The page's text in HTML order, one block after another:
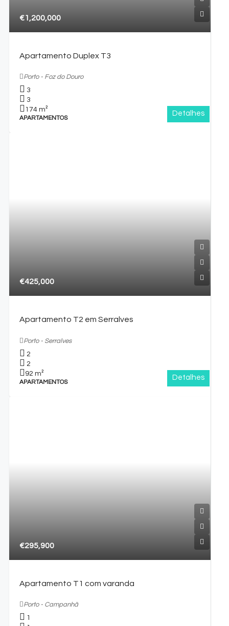
€1,200,000
Apartamento Duplex T3
Porto - Foz do Douro
3
3
174 m²
APARTAMENTOS
Detalhes
€425,000
Apartamento T2 em Serralves
Porto - Serralves
2
2
92 m²
APARTAMENTOS
Detalhes
€295,900
Apartamento T1 com varanda
Porto - Campanhã
1